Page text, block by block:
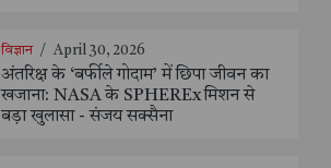
विज्ञान / April 30, 2026
अंतरिक्ष के ‘बर्फीले गोदाम’ में छिपा जीवन का
खजाना: NASA के SPHEREx मिशन से
बड़ा खुलासा - संजय सक्सैना